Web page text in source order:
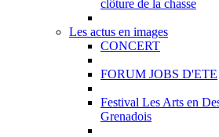
clôture de la chasse
Les actus en images
CONCERT
FORUM JOBS D'ETE
Festival Les Arts en
Grenadois